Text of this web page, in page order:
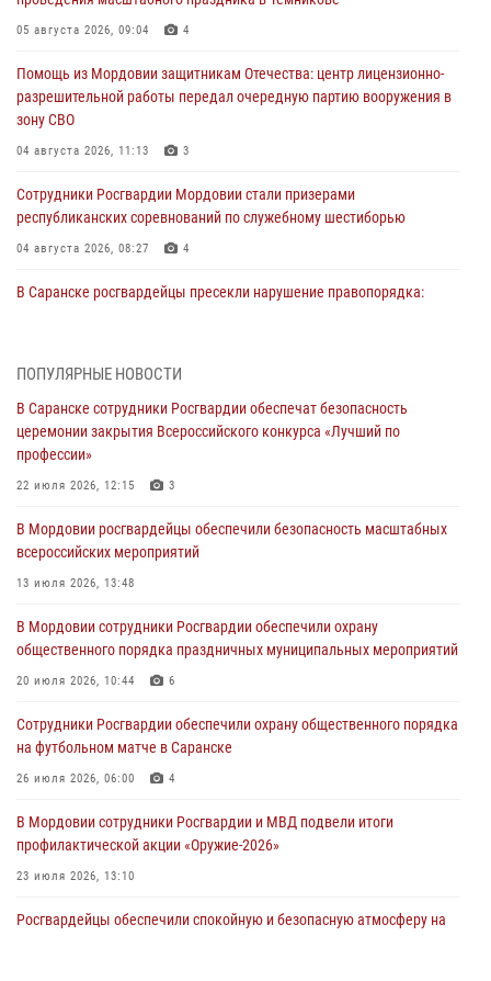
05 августа 2026, 09:04 4
Помощь из Мордовии защитникам Отечества: центр лицензионно-
разрешительной работы передал очередную партию вооружения в
зону СВО
04 августа 2026, 11:13 3
Сотрудники Росгвардии Мордовии стали призерами
республиканских соревнований по служебному шестиборью
04 августа 2026, 08:27 4
В Саранске росгвардейцы пресекли нарушение правопорядка:
нанесение побоев
03 августа 2026, 08:58
Сотрудники Росгвардии обеспечили безопасность празднования 98-
03 августа 2026, 08:32 5
В Мордовии отметили День ВДВ: нарушений правопорядка не
03 августа 2026, 07:40
В Мордовии подведены итоги работы подразделений лицензионно-
02 августа 2026, 06:31
ПОПУЛЯРНЫЕ НОВОСТИ
В Саранске сотрудники Росгвардии обеспечат безопасность
церемонии закрытия Всероссийского конкурса «Лучший по
профессии»
22 июля 2026, 12:15 3
В Мордовии росгвардейцы обеспечили безопасность масштабных
всероссийских мероприятий
13 июля 2026, 13:48
В Мордовии сотрудники Росгвардии обеспечили охрану
общественного порядка праздничных муниципальных мероприятий
20 июля 2026, 10:44 6
Сотрудники Росгвардии обеспечили охрану общественного порядка
на футбольном матче в Саранске
26 июля 2026, 06:00 4
В Мордовии сотрудники Росгвардии и МВД подвели итоги
профилактической акции «Оружие‑2026»
23 июля 2026, 13:10
Росгвардейцы обеспечили спокойную и безопасную атмосферу на